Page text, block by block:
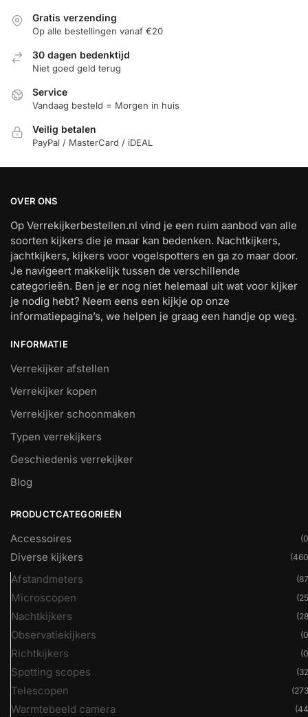
Gratis verzending
Op alle bestellingen vanaf €20
30 dagen bedenktijd
Niet goed geld terug
Service
Vandaag besteld = Morgen in huis
Veilig betalen
PayPal / MasterCard / iDEAL
OVER ONS
Op Verrekijkerbestellen.nl vind je een ruim aanbod van alle
soorten kijkers die je maar kan bedenken. Nachtkijkers,
jachtkijkers, kijkers voor vogelspotters en ga zo maar door.
Je navigeert makkelijk tussen de verschillende
categorieën. Ben je er nog niet helemaal uit wat voor kijker
je nodig hebt? Neem eens een kijkje op onze
informatiepagina’s, we helpen je graag een handje op weg.
INFORMATIE
Verrekijker afstellen
Verrekijker kopen
Verrekijker schoonmaken
Typen verrekijkers
Geschiedenis verrekijker
Blog
PRODUCTCATEGORIEËN
Accessoires
Diverse kijkers
Afstandmeters
Microscopen
Nachtkijkers
Observatiekijkers
Richtkijkers
Spotting scopes
Telescopen
Warmtebeeld camera